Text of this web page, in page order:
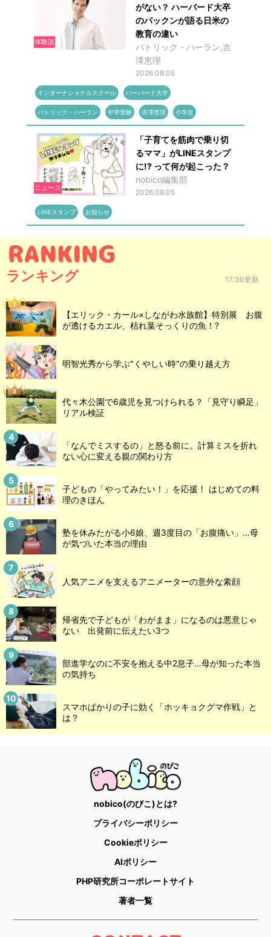
体験談
がない？ ハーバード大卒
のパックンが語る日米の
教育の違い
パトリック・ハーラン,吉
澤恵理
2026.08.05
インターナショナルスクール ハーバード大学
パトリック・ハーラン 中学受験 吉澤恵理 小学生
ニュース
「子育てを筋肉で乗り切
るママ」がLINEスタンプ
に!? って何が起こった？
nobico編集部
2026.08.05
LINEスタンプ お知らせ
ランキング 17:30更新
【エリック・カール×しながわ水族館】特別展 お腹
が透けるカエル、枯れ葉そっくりの魚！?
明智光秀から学ぶ"くやしい時"の乗り越え方
代々木公園で6歳児を見つけられる？「見守り瞬足」
リアル検証
「なんでミスするの」と怒る前に。計算ミスを折れ
ない心に変える親の関わり方
子どもの「やってみたい！」を応援！ はじめての料
理のきほん
塾を休みたがる小6娘、週3度目の「お腹痛い」…母
が気づいた本当の理由
人気アニメを支えるアニメーターの意外な素顔
帰省先で子どもが「わがまま」になるのは悪意じゃ
ない 出発前に伝えたい3つ
部進学なのに不安を抱える中2息子…母が知った本当
の気持ち
スマホばかりの子に効く「ホッキョクグマ作戦」と
は？
nobico(のびこ)とは?
プライバシーポリシー
Cookieポリシー
AIポリシー
PHP研究所コーポレートサイト
著者一覧